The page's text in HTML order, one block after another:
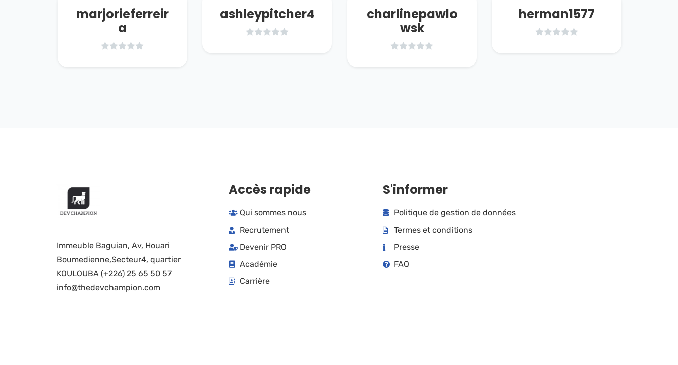
marjorieferreir
a
ashleypitcher4
charlinepawlo
wsk
herman1577
Immeuble Baguian, Av, Houari
Boumedienne,Secteur4, quartier
KOULOUBA (+226) 25 65 50 57
info@thedevchampion.com
Accès rapide
Qui sommes nous
Recrutement
Devenir PRO
Académie
Carrière
S'informer
Politique de gestion de données
Termes et conditions
Presse
FAQ